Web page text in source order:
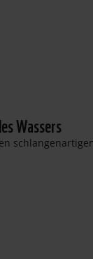
Wassers